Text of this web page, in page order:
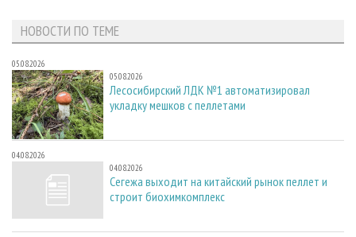
НОВОСТИ ПО ТЕМЕ
05.08.2026
05.08.2026
Лесосибирский ЛДК №1 автоматизировал
укладку мешков с пеллетами
04.08.2026
04.08.2026
Сегежа выходит на китайский рынок пеллет и
строит биохимкомплекс